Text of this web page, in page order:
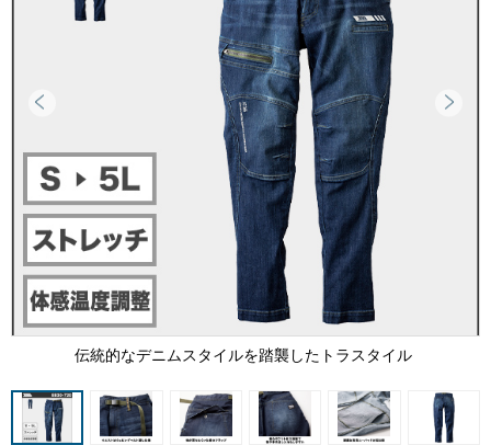
伝統的なデニムスタイルを踏襲したトラスタイル